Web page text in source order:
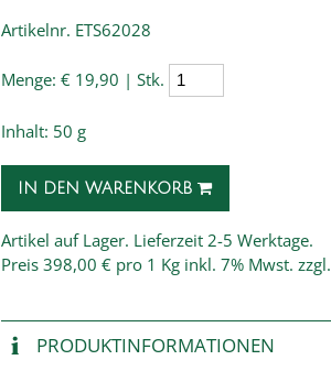
Artikelnr. ETS62028
Menge: € 19,90 | Stk.
Inhalt: 50 g
IN DEN WARENKORB
Artikel auf Lager. Lieferzeit 2-5 Werktage.
Preis 398,00 € pro 1 Kg inkl. 7% Mwst. zzgl.
PRODUKT­INFORMATIONEN